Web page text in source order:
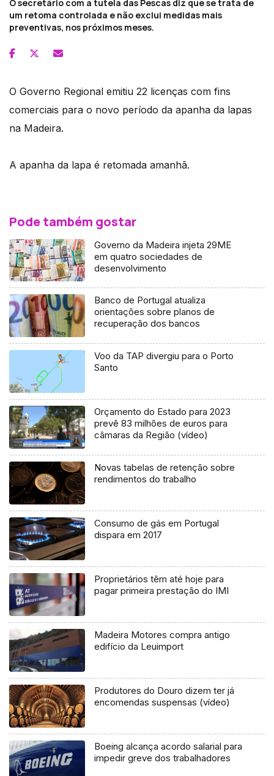
O secretário com a tutela das Pescas diz que se trata de
um retoma controlada e não exclui medidas mais
preventivas, nos próximos meses.
O Governo Regional emitiu 22 licenças com fins
comerciais para o novo período da apanha da lapas
na Madeira.
A apanha da lapa é retomada amanhã.
Pode também gostar
Governo da Madeira injeta 29ME
em quatro sociedades de
desenvolvimento
Banco de Portugal atualiza
orientações sobre planos de
recuperação dos bancos
Voo da TAP divergiu para o Porto
Santo
Orçamento do Estado para 2023
prevê 83 milhões de euros para
câmaras da Região (vídeo)
Novas tabelas de retenção sobre
rendimentos do trabalho
Consumo de gás em Portugal
dispara em 2017
Proprietários têm até hoje para
pagar primeira prestação do IMI
Madeira Motores compra antigo
edifício da Leuimport
Produtores do Douro dizem ter já
encomendas suspensas (vídeo)
Boeing alcança acordo salarial para
impedir greve dos trabalhadores